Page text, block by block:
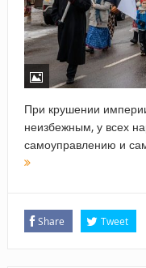
При крушении
неизбежным, у всех
самоуправлению и
Share Tweet